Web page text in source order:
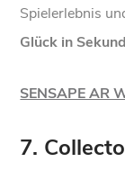
Spielerlebnis
Glück in
SENSAPE AR
7.